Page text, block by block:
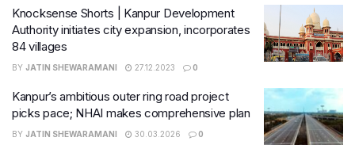
Knocksense Shorts | Kanpur Development
Authority initiates city expansion, incorporates
84 villages
BY JATIN SHEWARAMANI 27.12.2023 0
Kanpur’s ambitious outer ring road project
picks pace; NHAI makes comprehensive plan
BY JATIN SHEWARAMANI 30.03.2026 0